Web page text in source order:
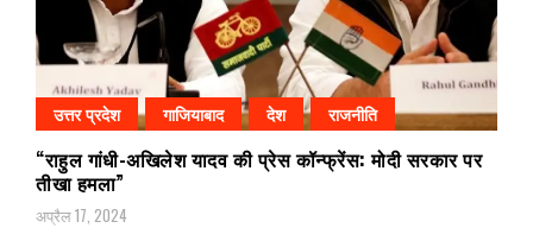
उत्तर प्रदेश गाजियाबाद देश राजनीति
“राहुल गांधी-अखिलेश यादव की प्रेस कॉन्फ्रेंस: मोदी सरकार पर
तीखा हमला”
अप्रैल 17, 2024